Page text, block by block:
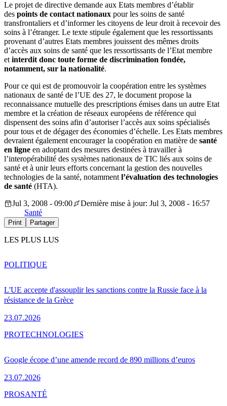
Le projet de directive demande aux Etats membres d’établir
des points de contact nationaux pour les soins de santé
transfrontaliers et d’informer les citoyens de leur droit à recevoir des
soins à l’étranger. Le texte stipule également que les ressortissants
provenant d’autres Etats membres jouissent des mêmes droits
d’accès aux soins de santé que les ressortissants de l’Etat membre
et interdit donc toute forme de discrimination fondée,
notamment, sur la nationalité.
Pour ce qui est de promouvoir la coopération entre les systèmes
nationaux de santé de l’UE des 27, le document propose la
reconnaissance mutuelle des prescriptions émises dans un autre Etat
membre et la création de réseaux européens de référence qui
dispensent des soins afin d’autoriser l’accès aux soins spécialisés
pour tous et de dégager des économies d’échelle. Les Etats membres
devraient également encourager la coopération en matière de santé
en ligne en adoptant des mesures destinées à travailler à
l’interopérabilité des systèmes nationaux de TIC liés aux soins de
santé et à unir leurs efforts concernant la gestion des nouvelles
technologies de la santé, notamment l’évaluation des technologies
de santé (HTA).
Jul 3, 2008 - 09:00
Dernière mise à jour: Jul 3, 2008 - 16:57
Santé
Print Partager
LES PLUS LUS
L'UE accepte d'assouplir les sanctions contre la Russie face à la
résistance de la Grèce
23.07.2026
POLITIQUE
Google écope d’une amende record de 890 millions d’euros
23.07.2026
PROTECHNOLOGIES
PROSANTÉ